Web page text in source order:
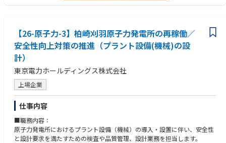
【具体的な業務内容】
▼営業および組織マネジメント
・セールスチームの営業戦略立案〜実行〜進捗管理
・セールスチームのKPI設計〜管理〜事業目標へのコミット
・組織設計/チームマネジメント（メンバー育成/ナレッジ共有体制の構
築）
・民間企業/自治体/官公庁への新規開拓営業、提案活動
・複数部署と連携した案件推進（PM/カスタマーサクセス/オペレーション
との連携）
▼顧客折衝・導入支援
・電力調達プロセスの構造理解を前提とした課題ヒアリングと提案設計
・契約/価格/リスク/供給体制など多面的な条件整理と社内外調整
・大手法人や行政が関わるコンソーシアム/共同調達案件のマネジメント
・自らの経験や業界知識に固執せず、学習と変化を厭わない方
・裁量やプレッシャーを前向きに捉え、手触り感ある成果にこだわる方
・多様なステークホルダーと信頼関係を築き、チームで成果を出すことに
喜びを感じられる方
・完全リモート環境でも自律的に行動し、質の高いコミュニケーションを
取れる方
【26-原子力-3】柏崎刈羽原子力発電所の再稼働／
安全性向上対策の推進（プラント設備(機械)の設
計）
東京電力ホールディングス株式会社
上場企業
仕事内容
■職務内容：
原子力発電所におけるプラント設備（機械）の導入・設置に伴い、安全性
と設計要求を満たすための検査や品質管理、設計業務を担当します。